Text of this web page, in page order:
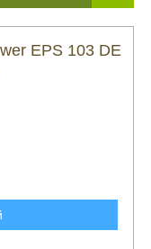
EPS 103 DE